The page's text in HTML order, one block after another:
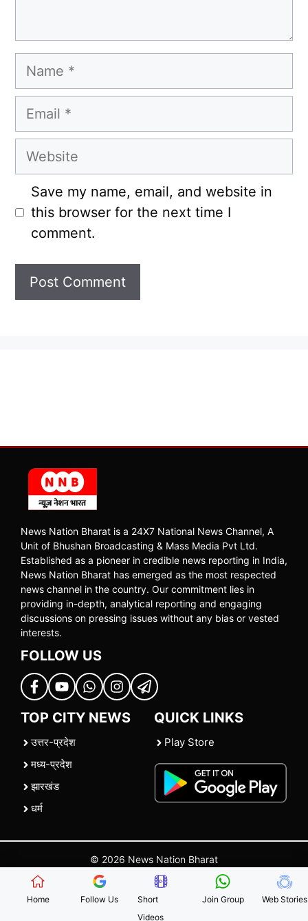
Name
Email
Website
Save my name, email, and website in
this browser for the next time I
comment.
News Nation Bharat is a 24X7 National News Channel, A
Unit of Bhushan Broadcasting & Mass Media Pvt Ltd.
Established as a pioneer in credible news reporting in India,
News Nation Bharat has emerged as the most respected
news channel in the country. Our commitment lies in
providing in-depth, analytical reporting and engaging
discussions on pressing issues without any bias or vested
interests.
FOLLOW US
TOP CITY NEWS
उत्तर-प्रदेश
मध्य-प्रदेश
झारखंड
धर्म
QUICK LINKS
Play Store
© 2026 News Nation Bharat
| |Contact Us |Policies Terms and Conditions
Home Follow Us
Short
Videos
Join Group Web Stories